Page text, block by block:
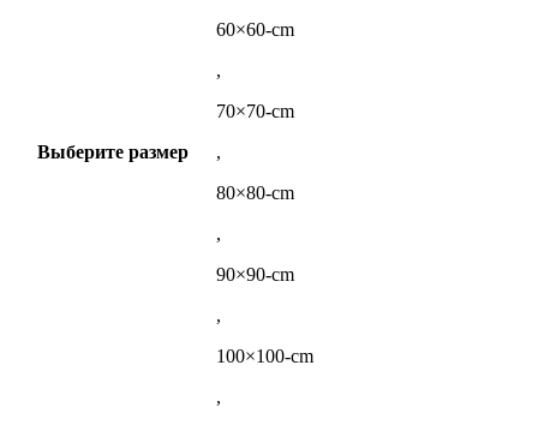
Выберите размер
60×60-cm
,
70×70-cm
,
80×80-cm
,
90×90-cm
,
100×100-cm
,